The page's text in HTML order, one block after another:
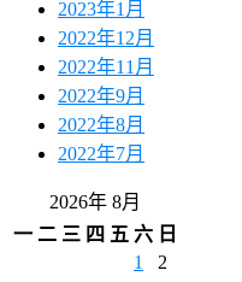
2023年1月
2022年12月
2022年11月
2022年9月
2022年8月
2022年7月
2026年 8月
一 二 三 四 五 六 日
1
2